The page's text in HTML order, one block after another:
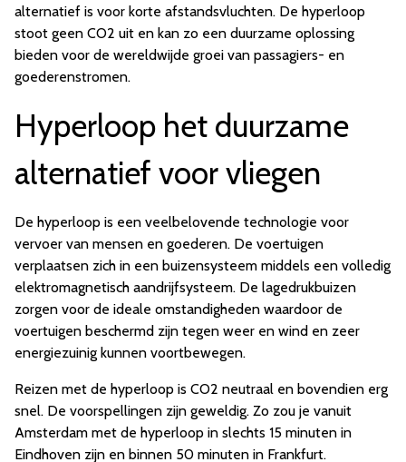
alternatief is voor korte afstandsvluchten. De hyperloop
stoot geen CO2 uit en kan zo een duurzame oplossing
bieden voor de wereldwijde groei van passagiers- en
goederenstromen.
Hyperloop het duurzame
alternatief voor vliegen
De hyperloop is een veelbelovende technologie voor
vervoer van mensen en goederen. De voertuigen
verplaatsen zich in een buizensysteem middels een volledig
elektromagnetisch aandrijfsysteem. De lagedrukbuizen
zorgen voor de ideale omstandigheden waardoor de
voertuigen beschermd zijn tegen weer en wind en zeer
energiezuinig kunnen voortbewegen.
Reizen met de hyperloop is CO2 neutraal en bovendien erg
snel. De voorspellingen zijn geweldig. Zo zou je vanuit
Amsterdam met de hyperloop in slechts 15 minuten in
Eindhoven zijn en binnen 50 minuten in Frankfurt.